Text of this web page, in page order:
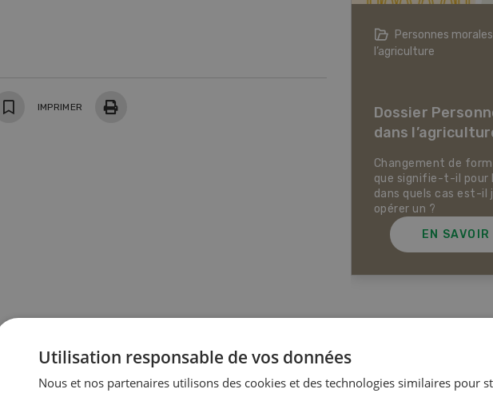
IMPRIMER
Dossier L’agriculture à l’ère
du changement climatique
Personnes
l’agriculture
Dossier
dans
Changement de
que signifie-t-il pour
dans quels cas est-il
opérer un ?
EN
Articles les plus lues
Utilisation responsable de vos données
Nous et nos partenaires utilisons des cookies et des technologies similaires pour